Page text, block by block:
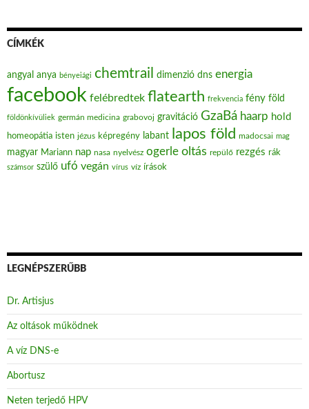
CÍMKÉK
angyal anya bényeiági chemtrail dimenzió dns energia
facebook felébredtek flatearth frekvencia fény föld
földönkívüliek germán medicina grabovoj gravitáció GzaBá haarp hold
homeopátia isten jézus képregény labant lapos föld madocsai mag
magyar Mariann nap nasa nyelvész ogerle oltás repülő rezgés rák
számsor szülő ufó vegán vírus víz írások
LEGNÉPSZERŰBB
Dr. Artisjus
Az oltások működnek
A víz DNS-e
Abortusz
Neten terjedő HPV